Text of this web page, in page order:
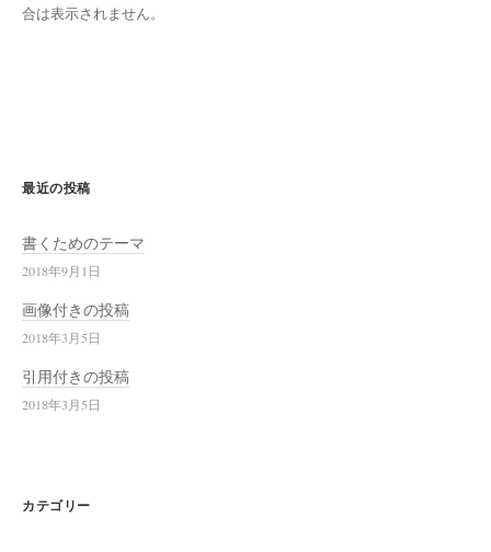
合は表示されません。
最近の投稿
書くためのテーマ
2018年9月1日
画像付きの投稿
2018年3月5日
引用付きの投稿
2018年3月5日
カテゴリー